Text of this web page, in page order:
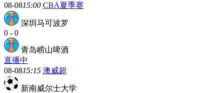
08-0815:00 CBA夏季赛
深圳马可波罗
0 - 0
青岛崂山啤酒
直播中
08-0815:15 澳威超
新南威尔士大学